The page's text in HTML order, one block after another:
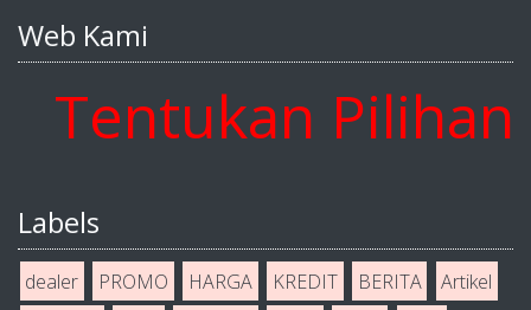
Web Kami
Pilihan
Labels
dealer PROMO HARGA KREDIT BERITA
Artikel